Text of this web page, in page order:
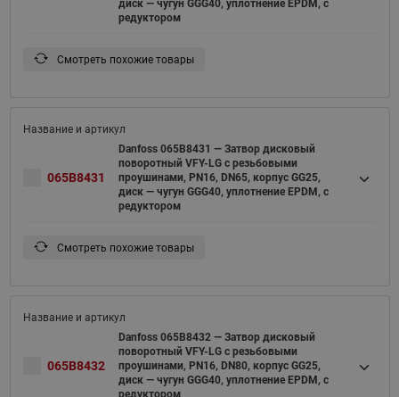
диск — чугун GGG40, уплотнение EPDM, с
редуктором
Смотреть похожие товары
065B8431
Danfoss 065B8431 — Затвор дисковый
поворотный VFY-LG с резьбовыми
проушинами, PN16, DN65, корпус GG25,
диск — чугун GGG40, уплотнение EPDM, с
редуктором
Смотреть похожие товары
065B8432
Danfoss 065B8432 — Затвор дисковый
поворотный VFY-LG с резьбовыми
проушинами, PN16, DN80, корпус GG25,
диск — чугун GGG40, уплотнение EPDM, с
редуктором